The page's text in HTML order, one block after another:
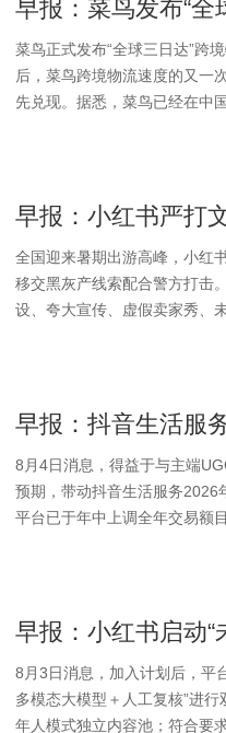
菜鸟正式发布“全球三日达”跨
后，菜鸟跨境物流速度的又一
先兑现。据悉，菜鸟已经在中
早报：小红书严打
全国迎来暑期出游高峰，小红
移交黑灰产线索配合警方打击
设、夸大宣传、虚假卖家秀、
8月4日消息，得益于与主端
预期，带动抖音生活服务2026
平台已于年中上调全年交易额
8月3日消息，加入计划后，平
多模态大模型＋人工复核”进
年人模式独立内容池；符合要